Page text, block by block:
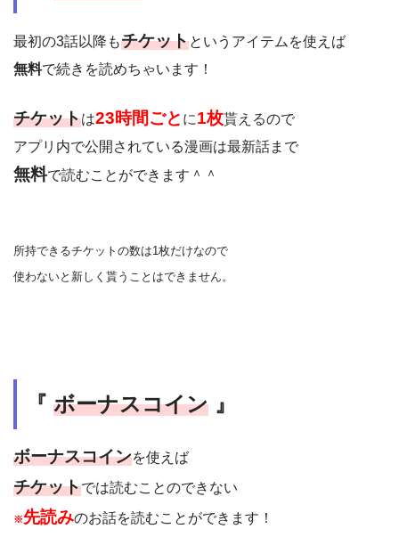
最初の3話以降もチケットというアイテムを使えば
無料で続きを読めちゃいます！
チケットは23時間ごと に1枚貰えるので
アプリ内で公開されている漫画は最新話まで
無料で読むことができます＾＾
所持できるチケットの数は1枚だけなので
使わないと新しく貰うことはできません。
『 ボーナスコイン 』
ボーナスコインを使えば
チケットでは読むことのできない
※先読みのお話を読むことができます！